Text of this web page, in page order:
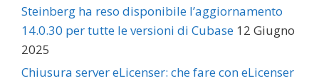
Steinberg ha reso disponibile l’aggiornamento
14.0.30 per tutte le versioni di Cubase 12 Giugno
2025
Chiusura server eLicenser: che fare con eLicenser